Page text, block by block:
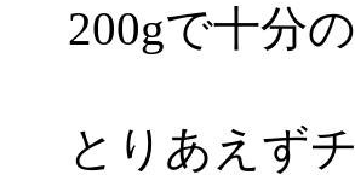
200gで十分
とりあえず